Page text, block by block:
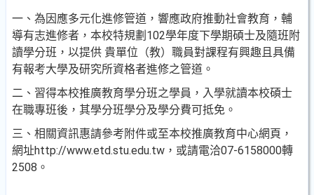
一、為因應多元化進修管道，響應政府推動社會教育，輔
導有志進修者，本校特規劃102學年度下學期碩士及隨班附
讀學分班，以提供 貴單位（教）職員對課程有興趣且具備
有報考大學及研究所資格者進修之管道。
二、習得本校推廣教育學分班之學員，入學就讀本校碩士
在職專班後，其學分班學分及學分費可抵免。
三、相關資訊惠請參考附件或至本校推廣教育中心網頁，
網址http://www.etd.stu.edu.tw，或請電洽07-6158000轉
2508。